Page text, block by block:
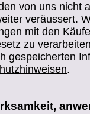
von uns nicht
veräussert.
mit den
zu
gespeicherten
.